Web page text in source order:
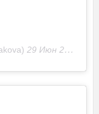
29 Июн 2018 в 1:50 PDT